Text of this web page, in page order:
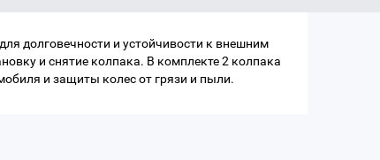
долговечности и устойчивости к внешним
и снятие колпака. В комплекте 2 колпака
и защиты колес от грязи и пыли.